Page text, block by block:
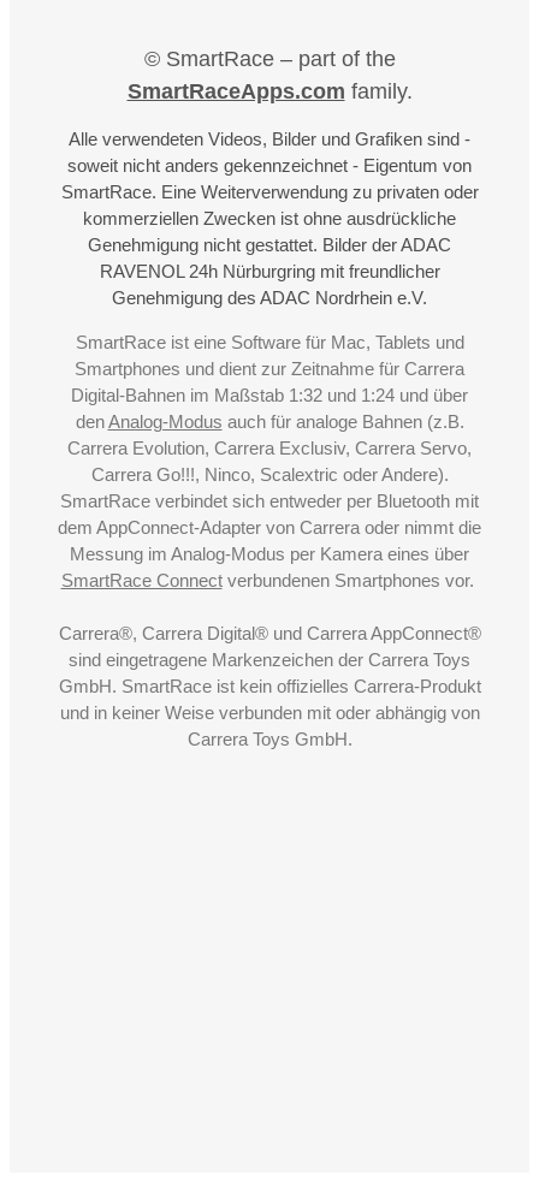
© SmartRace – part of the
SmartRaceApps.com family.
Alle verwendeten Videos, Bilder und Grafiken sind -
soweit nicht anders gekennzeichnet - Eigentum von
SmartRace. Eine Weiterverwendung zu privaten oder
kommerziellen Zwecken ist ohne ausdrückliche
Genehmigung nicht gestattet. Bilder der ADAC
RAVENOL 24h Nürburgring mit freundlicher
Genehmigung des ADAC Nordrhein e.V.
SmartRace ist eine Software für Mac, Tablets und
Smartphones und dient zur Zeitnahme für Carrera
Digital-Bahnen im Maßstab 1:32 und 1:24 und über
denAnalog-Modus auch für analoge Bahnen (z.B.
Carrera Evolution, Carrera Exclusiv, Carrera Servo,
Carrera Go!!!, Ninco, Scalextric oder Andere).
SmartRace verbindet sich entweder per Bluetooth mit
dem AppConnect-Adapter von Carrera oder nimmt die
Messung im Analog-Modus per Kamera eines über
SmartRace Connectverbundenen Smartphones vor.
Carrera®, Carrera Digital® und Carrera AppConnect®
sind eingetragene Markenzeichen der Carrera Toys
GmbH. SmartRace ist kein offizielles Carrera-Produkt
und in keiner Weise verbunden mit oder abhängig von
Carrera Toys GmbH.